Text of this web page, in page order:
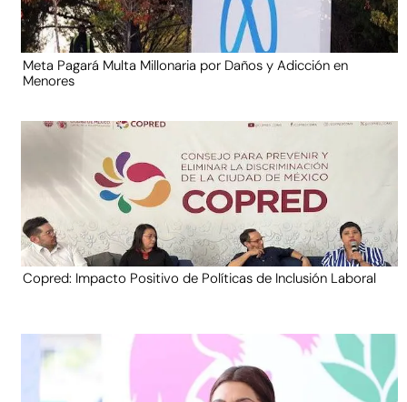
Meta Pagará Multa Millonaria por Daños y Adicción en
Menores
Copred: Impacto Positivo de Políticas de Inclusión Laboral